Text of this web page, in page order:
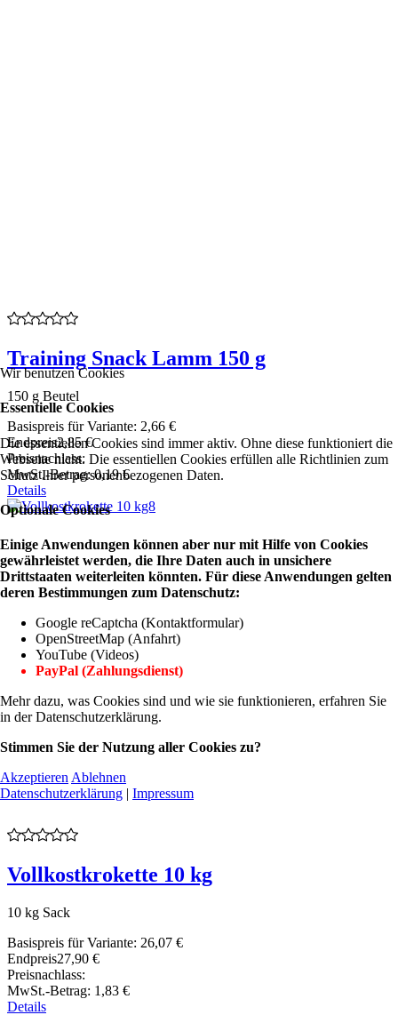
Training Snack Lamm 150 g
150 g Beutel
Basispreis für Variante: 2,66 €
Endpreis2,85 €
Preisnachlass:
MwSt.-Betrag:0,19 €
Details
Vollkostkrokette 10 kg
10 kg Sack
Basispreis für Variante: 26,07 €
Endpreis27,90 €
Preisnachlass:
MwSt.-Betrag: 1,83 €
Details
Wir benutzen Cookies
Essentielle Cookies
Die essentiellen Cookies sind immer aktiv. Ohne diese funktioniert die
Webseite nicht. Die essentiellen Cookies erfüllen alle Richtlinien zum
Schutz Ihrer personenbezogenen Daten.
Optionale Cookies
Einige Anwendungen können aber nur mit Hilfe von Cookies
gewährleistet werden, die Ihre Daten auch in unsichere
Drittstaaten weiterleiten könnten. Für diese Anwendungen gelten
deren Bestimmungen zum Datenschutz:
Google reCaptcha (Kontaktformular)
OpenStreetMap (Anfahrt)
YouTube (Videos)
PayPal (Zahlungsdienst)
Mehr dazu, was Cookies sind und wie sie funktionieren, erfahren Sie
in der Datenschutzerklärung.
Stimmen Sie der Nutzung aller Cookies zu?
Akzeptieren Ablehnen
Datenschutzerklärung | Impressum